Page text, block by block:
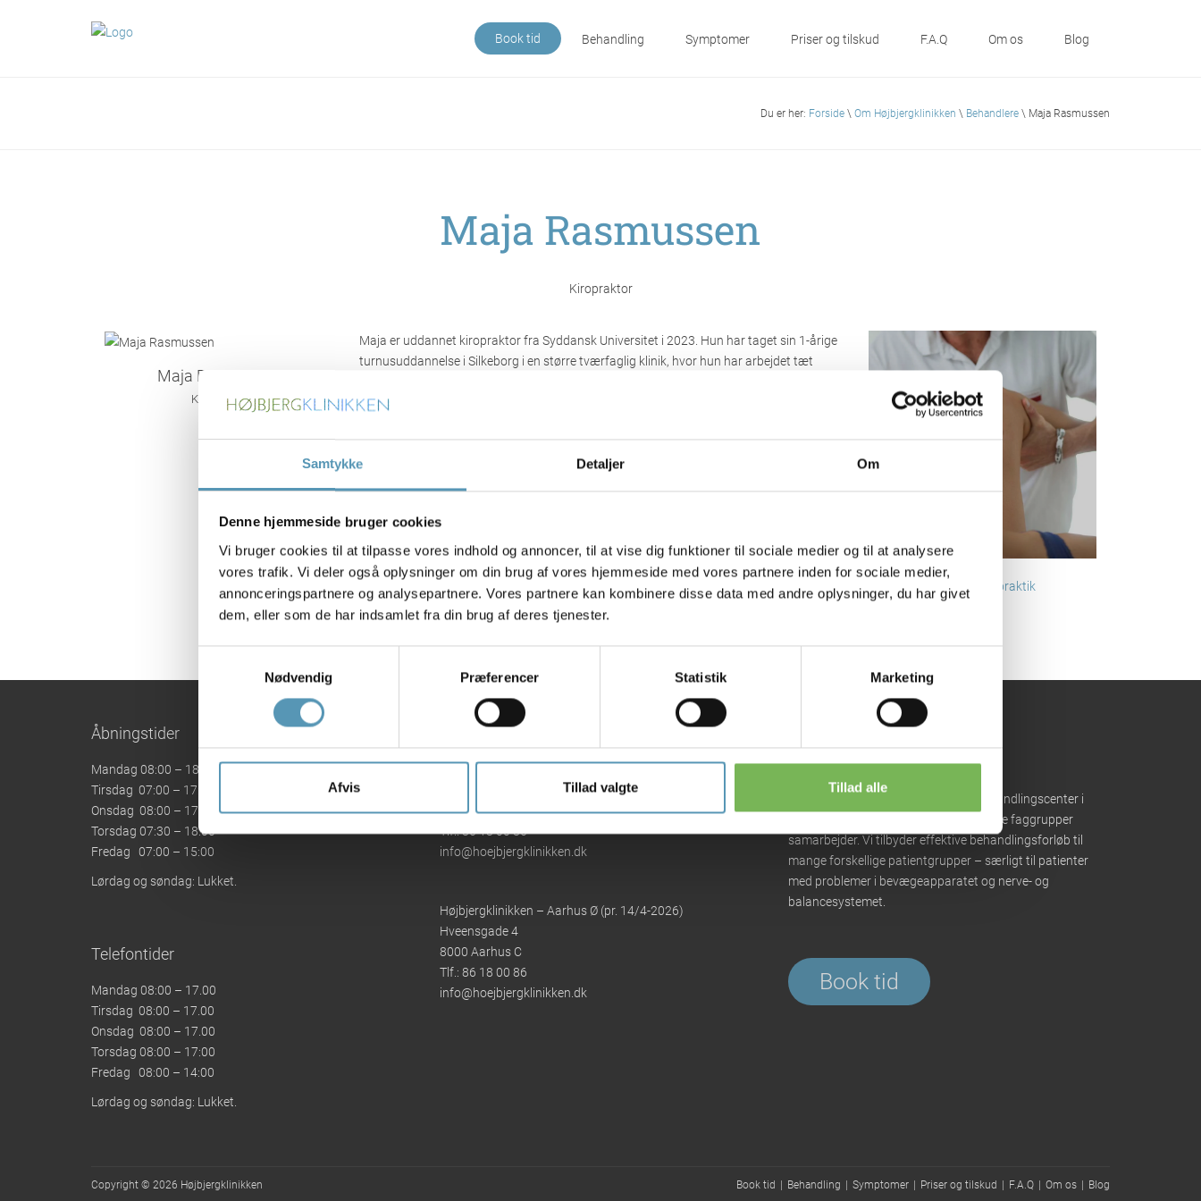
Samtykke Detaljer Om
Denne hjemmeside bruger cookies
Vi bruger cookies til at tilpasse vores indhold og annoncer, til at vise dig funktioner til sociale medier og til at analysere
vores trafik. Vi deler også oplysninger om din brug af vores hjemmeside med vores partnere inden for sociale medier,
annonceringspartnere og analysepartnere. Vores partnere kan kombinere disse data med andre oplysninger, du har givet
dem, eller som de har indsamlet fra din brug af deres tjenester.
Nødvendig
Præferencer Statistik Marketing
Afvis Tillad valgte Tillad alle
Book tid Behandling Symptomer Priser og tilskud F.A.Q Om os Blog
Du er her: Forside \ Om Højbjergklinikken \ Behandlere \ Maja Rasmussen
Maja Rasmussen
Kiropraktor
Maja Rasmussen
Kiropraktor
Maja er uddannet kiropraktor fra Syddansk Universitet i 2023. Hun har taget sin 1-årige
turnusuddannelse i Silkeborg i en større tværfaglig klinik, hvor hun har arbejdet tæt
Som tidligere sportsudøver på højt plan, har Maja stor interesse for sport og
I klinikken ser Maja en del babyer og udvikler sine kompetencer fagligt bl.a. ved sparring
med kiropraktor Mette Højberg samt kurser.
Hos Maja er der altid fokus på, at patienterne har del og ansvar i deres bedring, så de
føler sig klædt på til at komme videre, når behandlingsforløbet i Højbjergklinikken er slut.
Læs om kiropraktik
Åbningstider
Mandag 08:00 – 18:00
Tirsdag 07:00 – 17:00
Onsdag 08:00 – 17:00
Torsdag 07:30 – 18:00
Fredag 07:00 – 15:00
Lørdag og søndag: Lukket.
Telefontider
Mandag 08:00 – 17.00
Tirsdag 08:00 – 17.00
Onsdag 08:00 – 17.00
Torsdag 08:00 – 17:00
Fredag 08:00 – 14:00
Lørdag og søndag: Lukket.
Klinikker
Højbjergklinikken
8270 Højbjerg
Tlf.:86 18 00 86
info@hoejbjergklinikken.dk
Højbjergklinikken – Aarhus Ø (pr. 14/4-2026)
Hveensgade 4
8000 Aarhus C
Tlf.: 86 18 00 86
info@hoejbjergklinikken.dk
Højbjergklinikken er et tværfagligt behandlingscenter i
Aarhus, hvor behandlerne fra forskellige faggrupper
samarbejder. Vi tilbyder effektive behandlingsforløb til
mange forskellige patientgrupper – særligt til patienter
med problemer i bevægeapparatet og nerve- og
balancesystemet.
Book tid
Copyright © 2026 Højbjergklinikken Book tid Behandling Symptomer Priser og tilskud F.A.Q Om os Blog